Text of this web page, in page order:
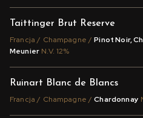
Taittinger Brut Reserve
Francja / Champagne /Pinot Noir,
Meunier N.V. 12%
Ruinart Blanc de Blancs
Francja / Champagne /Chardonnay